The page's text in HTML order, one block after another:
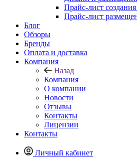
Прайс-лист
Прайс-лист
Блог
Обзоры
Бренды
Оплата и доставка
Компания
Назад
Компания
О компании
Новости
Отзывы
Контакты
Лицензии
Контакты
Личный кабинет